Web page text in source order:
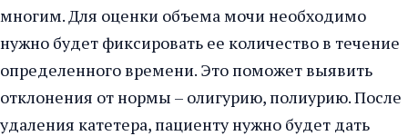
многим. Для оценки объема мочи необходимо
нужно будет фиксировать ее количество в течение
определенного времени. Это поможет выявить
отклонения от нормы – олигурию, полиурию. После
удаления катетера, пациенту нужно будет дать